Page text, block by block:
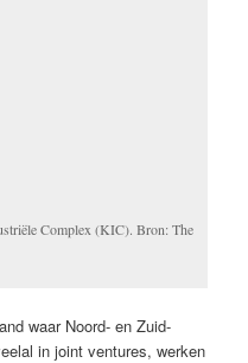
Complex (KIC). Bron: The
waar Noord- en Zuid-
in joint ventures, werken